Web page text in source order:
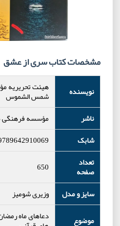
مشخصات کتاب سری از عشق
نویسنده هیئت تحریریه
شمس الشموس
ناشر
مؤسسه فرهنگی
شابک
تعداد
صفحه
650
سایز و مدل
وزیری شومیز
موضوع
دعاهای ماه